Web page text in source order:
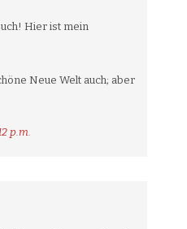
Hier ist mein
Neue Welt auch; aber
p.m.